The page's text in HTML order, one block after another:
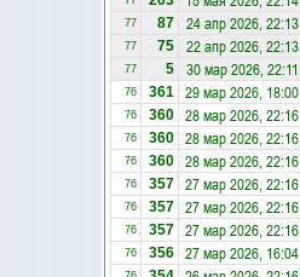
77 87 24 апр 2026, 22:13
77 75 22 апр 2026, 22:13
77 5 30 мар 2026, 22:11
76 361 29 мар 2026, 18:00
76 360 28 мар 2026, 22:16
76 360 28 мар 2026, 22:16
76 360 28 мар 2026, 22:16
76 357 27 мар 2026, 22:16
76 357 27 мар 2026, 22:16
76 357 27 мар 2026, 22:16
76 356 27 мар 2026, 16:04